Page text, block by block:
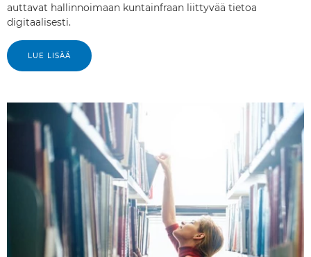
auttavat hallinnoimaan kuntainfraan liittyvää tietoa
digitaalisesti.
LUE LISÄÄ